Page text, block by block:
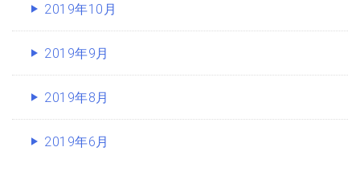
2019年10月
2019年9月
2019年8月
2019年6月